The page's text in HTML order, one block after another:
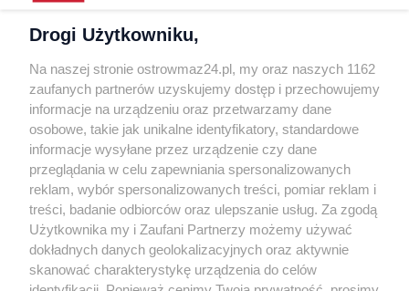
Kontakt
INFORMATOR
Bankomaty
Msze święte
Nocna pomoc lekarska
Taxi
REKLAMA
Banery i artykuły
Drogi Użytkowniku,
Na naszej stronie ostrowmaz24.pl, my oraz naszych 1162
zaufanych partnerów uzyskujemy dostęp i przechowujemy
informacje na urządzeniu oraz przetwarzamy dane
osobowe, takie jak unikalne identyfikatory, standardowe
informacje wysyłane przez urządzenie czy dane
przeglądania w celu zapewniania spersonalizowanych
reklam, wybór spersonalizowanych treści, pomiar reklam i
treści, badanie odbiorców oraz ulepszanie usług. Za zgodą
Użytkownika my i Zaufani Partnerzy możemy używać
dokładnych danych geolokalizacyjnych oraz aktywnie
skanować charakterystykę urządzenia do celów